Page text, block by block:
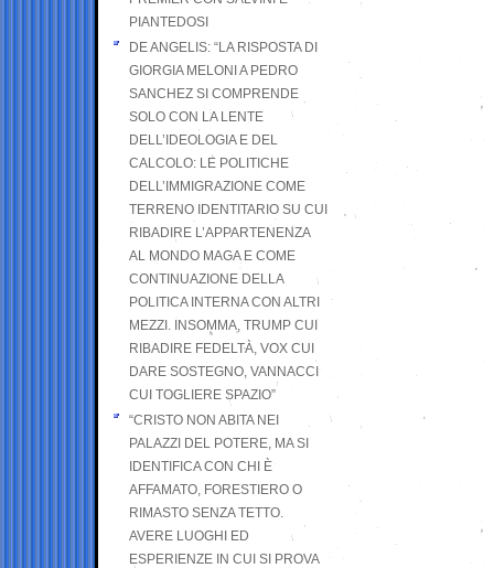
PIANTEDOSI
DE ANGELIS: “LA RISPOSTA DI
GIORGIA MELONI A PEDRO
SANCHEZ SI COMPRENDE
SOLO CON LA LENTE
DELL’IDEOLOGIA E DEL
CALCOLO: LE POLITICHE
DELL’IMMIGRAZIONE COME
TERRENO IDENTITARIO SU CUI
RIBADIRE L’APPARTENENZA
AL MONDO MAGA E COME
CONTINUAZIONE DELLA
POLITICA INTERNA CON ALTRI
MEZZI. INSOMMA, TRUMP CUI
RIBADIRE FEDELTÀ, VOX CUI
DARE SOSTEGNO, VANNACCI
CUI TOGLIERE SPAZIO”
“CRISTO NON ABITA NEI
PALAZZI DEL POTERE, MA SI
IDENTIFICA CON CHI È
AFFAMATO, FORESTIERO O
RIMASTO SENZA TETTO.
AVERE LUOGHI ED
ESPERIENZE IN CUI SI PROVA